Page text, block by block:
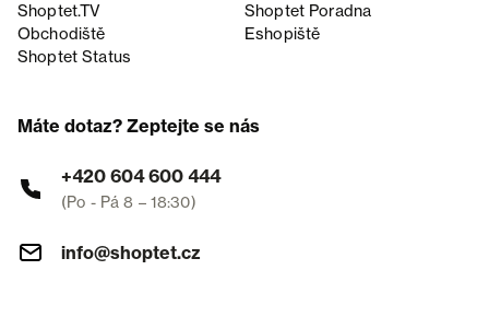
Shoptet.TV
Shoptet Poradna
Obchodiště
Eshopiště
Shoptet Status
Máte dotaz? Zeptejte se nás
+420 604 600 444
(Po - Pá 8 – 18:30)
info@shoptet.cz